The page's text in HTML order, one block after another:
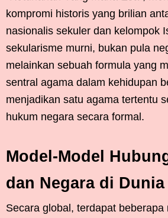
kompromi historis yang brilian
nasionalis sekuler dan kelompok
sekularisme murni, bukan pula
melainkan sebuah formula yang
sentral agama dalam kehidupan
menjadikan satu agama tertentu
hukum negara secara formal.
Model-Model
dan Negara di Dunia
Secara global, terdapat beberapa